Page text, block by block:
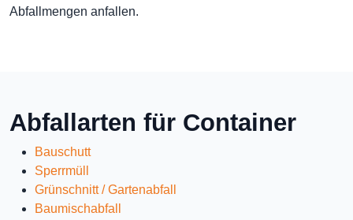
Abfallmengen anfallen.
Abfallarten für Container
Bauschutt
Sperrmüll
Grünschnitt / Gartenabfall
Baumischabfall